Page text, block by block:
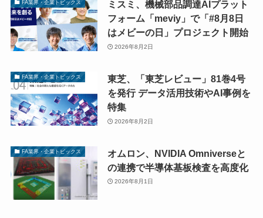
FA業界・企業トピックス
ミスミ、機械部品調達AIプラット
フォーム「meviy」で「#8月8日
はメビーの日」プロジェクト開始
2026年8月2日
FA業界・企業トピックス
東芝、「東芝レビュー」81巻4号
を発行 データ活用技術やAI事例を
特集
2026年8月2日
FA業界・企業トピックス
オムロン、NVIDIA Omniverseと
の連携で半導体基板検査を高度化
2026年8月1日